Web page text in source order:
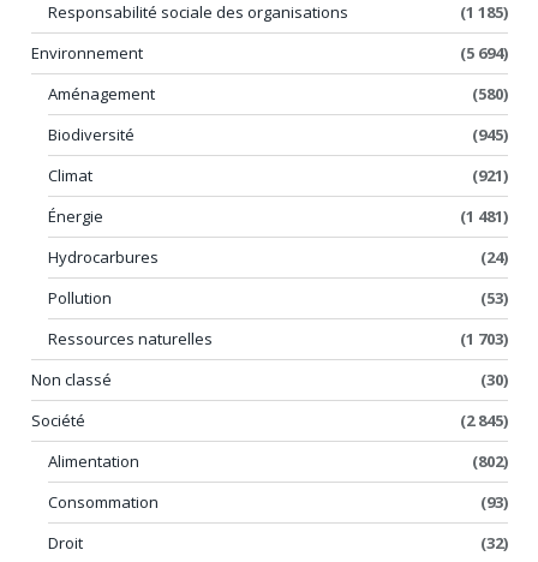
Responsabilité sociale des organisations
(1 185)
Environnement
(5 694)
Aménagement
(580)
Biodiversité
(945)
Climat
(921)
Énergie
(1 481)
Hydrocarbures
(24)
Pollution
(53)
Ressources naturelles
(1 703)
Non classé
(30)
Société
(2 845)
Alimentation
(802)
Consommation
(93)
Droit
(32)